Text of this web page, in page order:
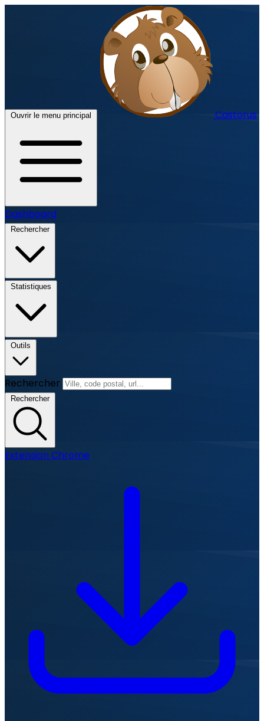
Ouvrir le menu principal Castorus
Dashboard
Rechercher
Statistiques
Outils
Rechercher
Rechercher
Extension Chrome